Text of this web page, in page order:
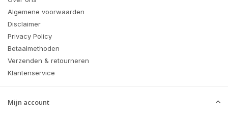
Algemene voorwaarden
Disclaimer
Privacy Policy
Betaalmethoden
Verzenden & retourneren
Klantenservice
Mijn account